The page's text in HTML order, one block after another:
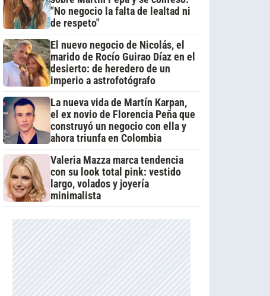
"No negocio la falta de lealtad ni
de respeto"
El nuevo negocio de Nicolás, el
marido de Rocío Guirao Díaz en el
desierto: de heredero de un
imperio a astrofotógrafo
La nueva vida de Martín Karpan,
el ex novio de Florencia Peña que
construyó un negocio con ella y
ahora triunfa en Colombia
Valeria Mazza marca tendencia
con su look total pink: vestido
largo, volados y joyería
minimalista